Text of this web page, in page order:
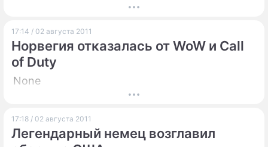
17:14 / 02 августа 2011
Норвегия отказалась от WoW и Call
of Duty
None
17:18 / 02 августа 2011
Легендарный немец возглавил